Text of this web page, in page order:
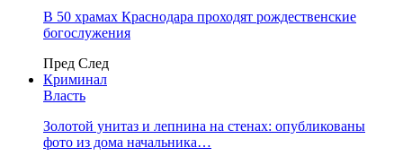
В 50 храмах Краснодара проходят рождественские
богослужения
Пред След
Криминал
Власть
​Золотой унитаз и лепнина на стенах: опубликованы
фото из дома начальника…